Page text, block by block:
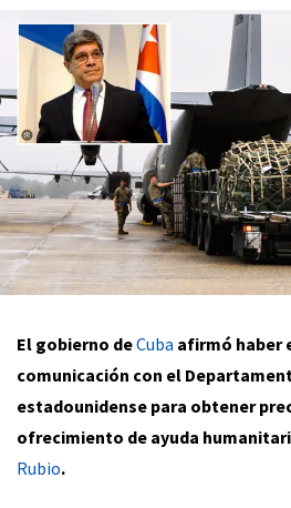
El gobierno deCuba afirmó haber
comunicación con el
estadounidense para obtener
ofrecimiento de ayuda
Rubio.